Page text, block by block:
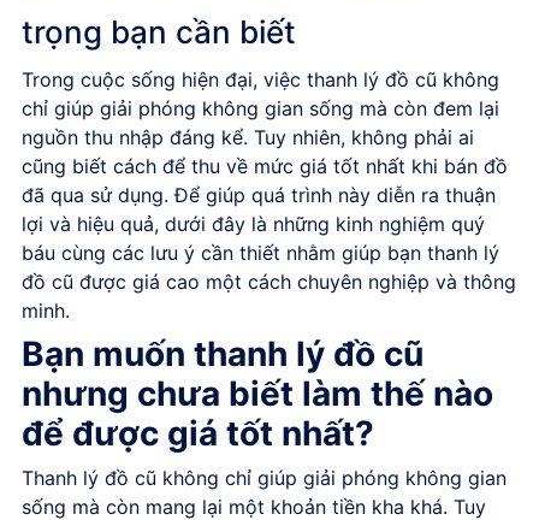
trọng bạn cần biết
Trong cuộc sống hiện đại, việc thanh lý đồ cũ không
chỉ giúp giải phóng không gian sống mà còn đem lại
nguồn thu nhập đáng kể. Tuy nhiên, không phải ai
cũng biết cách để thu về mức giá tốt nhất khi bán đồ
đã qua sử dụng. Để giúp quá trình này diễn ra thuận
lợi và hiệu quả, dưới đây là những kinh nghiệm quý
báu cùng các lưu ý cần thiết nhằm giúp bạn thanh lý
đồ cũ được giá cao một cách chuyên nghiệp và thông
minh.
Bạn muốn thanh lý đồ cũ
nhưng chưa biết làm thế nào
để được giá tốt nhất?
Thanh lý đồ cũ không chỉ giúp giải phóng không gian
sống mà còn mang lại một khoản tiền kha khá. Tuy